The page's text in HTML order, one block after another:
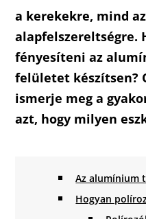
a kerekekre, mind
alapfelszereltségre.
fényesíteni az
felületet készítsen?
ismerje meg a
azt, hogy milyen
Az alumínium
Hogyan